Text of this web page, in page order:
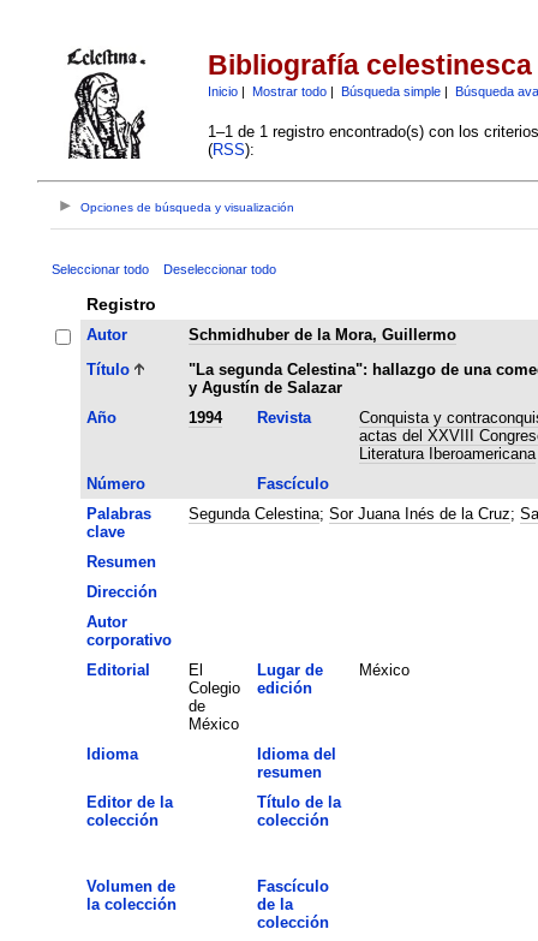
Bibliografía celestinesca
Inicio| Mostrar todo| Búsqueda simple| Búsqueda
1–1 de 1 registro encontrado(s) con los
(RSS):
Opciones de búsqueda y visualización
Seleccionar todo Deseleccionar todo
Registro
Autor
Schmidhuber de la Mora, Guillermo
Título
"La segunda Celestina": hallazgo de una
y Agustín de Salazar
Año
1994 Revista
Conquista y
actas del XXVIII
Literatura Iberoamericana
Número
Fascículo
Palabras
clave
Segunda Celestina; Sor Juana Inés de la Cruz;
Resumen
Dirección
Autor
corporativo
Editorial
El
Colegio
de
México
Lugar de
edición
México
Idioma
Idioma del
resumen
Editor de la
colección
Título de la
colección
Volumen de
la colección
Fascículo
de la
colección